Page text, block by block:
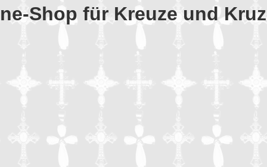
Shop für Kreuze und